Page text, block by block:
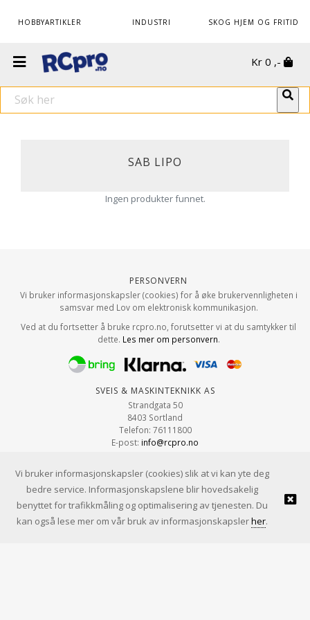
HOBBYARTIKLER INDUSTRI SKOG HJEM OG FRITID
Kr 0 ,-
SAB LIPO
Ingen produkter funnet.
Personvern
Vi bruker informasjonskapsler (cookies) for å øke brukervennligheten i
samsvar med Lov om elektronisk kommunikasjon.
Ved at du fortsetter å bruke rcpro.no, forutsetter vi at du samtykker til
dette. Les mer om personvern.
Sveis & Maskinteknikk AS
Strandgata 50
8403 Sortland
Telefon: 76111800
E-post: info@rcpro.no
© Sveis & Maskinteknikk AS |Design&implementasjon av Kréatif
Vi bruker informasjonskapsler (cookies) slik at vi kan yte deg
bedre service. Informasjonskapslene blir hovedsakelig
benyttet for trafikkmåling og optimalisering av tjenesten. Du
kan også lese mer om vår bruk av informasjonskapslerher.